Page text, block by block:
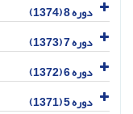
دوره 8 (1374)
دوره 7 (1373)
دوره 6 (1372)
دوره 5 (1371)